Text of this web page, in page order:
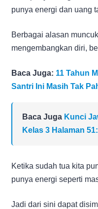
punya energi dan uang
Berbagai alasan
mengembangkan diri,
Baca Juga: 11 Tahun
Santri Ini Masih Tak
Baca Juga Kunci
Kelas 3 Halaman
Ketika sudah tua kita
punya energi seperti
Jadi dari sini dapat